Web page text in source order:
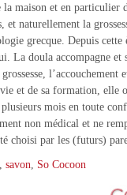
la maison et en particulier
et naturellement la
grecque. Depuis cette
La doula accompagne
l’accouchement
et de sa formation, elle
mois en toute
non médical et ne
choisi par les (futurs)
savon So Cocoon